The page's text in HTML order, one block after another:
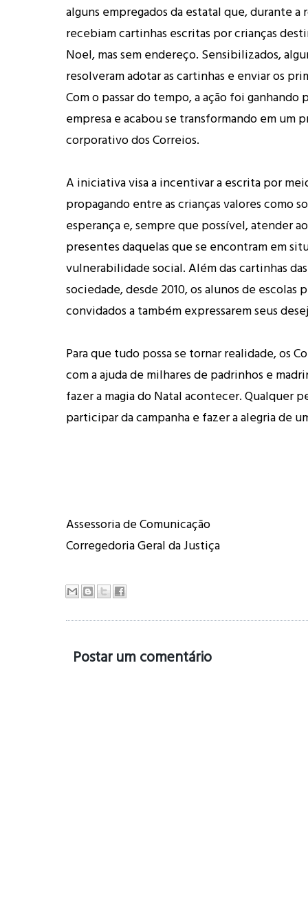
alguns empregados da estatal que, durante
recebiam cartinhas escritas por crianças
Noel, mas sem endereço. Sensibilizados,
resolveram adotar as cartinhas e enviar os
Com o passar do tempo, a ação foi ganhando
empresa e acabou se transformando em um
corporativo dos Correios.
A iniciativa visa a incentivar a escrita por
propagando entre as crianças valores como
esperança e, sempre que possível, atender
presentes daquelas que se encontram em
vulnerabilidade social. Além das cartinhas
sociedade, desde 2010, os alunos de escolas
convidados a também expressarem seus
Para que tudo possa se tornar realidade, os
com a ajuda de milhares de padrinhos e
fazer a magia do Natal acontecer. Qualquer
participar da campanha e fazer a alegria de
Assessoria de Comunicação
Corregedoria Geral da Justiça
Postar um comentário